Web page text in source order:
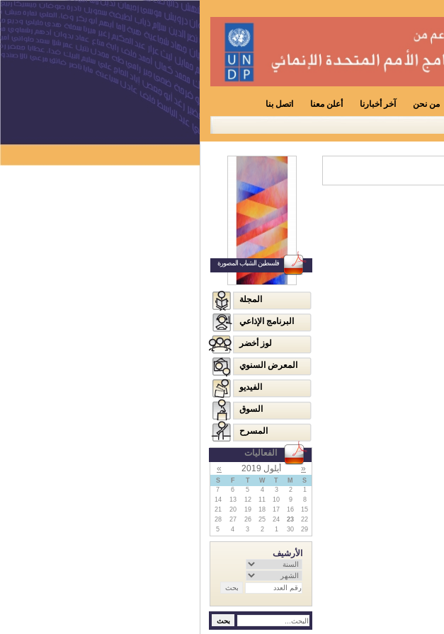
من نحن آخر أخبارنا أعلن معنا اتصل بنا
فلسطين الشباب المصورة
المجلة
البرنامج الإذاعي
لوز أخضر
المعرض السنوي
الفيديو
السوق
المسرح
الفعاليات
«
أيلول 2019 »
S
M
T
W
T
F
S
1
2
3
4
5
6
7
8
9
10
11
12
13
14
15
16
17
18
19
20
21
22
23
24
25
26
27
28
29
30
1
2
3
4
5
الأرشيف